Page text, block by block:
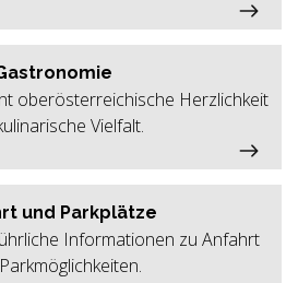
oberösterreichische Herzlichkeit
Vielfalt.
und Parkplätze
Informationen zu Anfahrt